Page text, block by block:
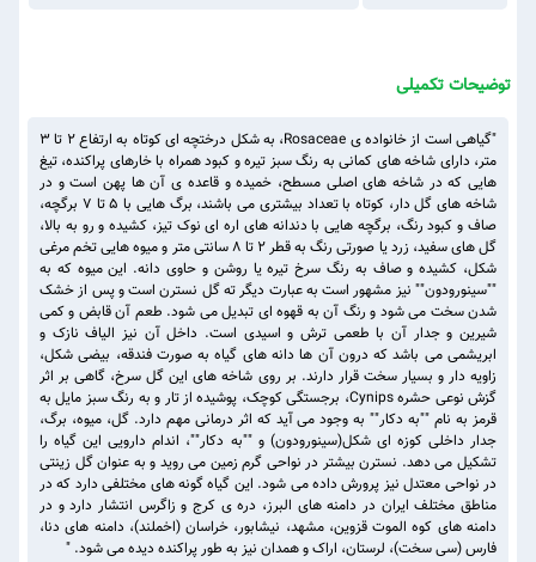
توضیحات تکمیلی
"گیاهی است از خانواده ی Rosaceae، به شکل درختچه ای کوتاه به ارتفاع 2 تا 3
متر، دارای شاخه های کمانی به رنگ سبز تیره و کبود همراه با خارهای پراکنده، تیغ
هایی که در شاخه های اصلی مسطح، خمیده و قاعده ی آن ها پهن است و در
شاخه های گل دار، کوتاه با تعداد بیشتری می باشند، برگ هایی با 5 تا 7 برگچه،
صاف و کبود رنگ، برگچه هایی با دندانه های اره ای نوک تیز، کشیده و رو به بالا،
گل های سفید، زرد یا صورتی رنگ به قطر 2 تا 8 سانتی متر و میوه هایی تخم مرغی
شکل، کشیده و صاف به رنگ سرخ تیره یا روشن و حاوی دانه. این میوه که به
""سینورودون"" نیز مشهور است به عبارت دیگر ته گل نسترن است و پس از خشک
شدن سخت می شود و رنگ آن به قهوه ای تبدیل می شود. طعم آن قابض و کمی
شیرین و جدار آن با طعمی ترش و اسیدی است. داخل آن نیز الیاف نازک و
ابریشمی می باشد که درون آن ها دانه های گیاه به صورت فندقه، بیضی شکل،
زاویه دار و بسیار سخت قرار دارند. بر روی شاخه های این گل سرخ، گاهی بر اثر
گزش نوعی حشره Cynips، برجستگی کوچک، پوشیده از تار و به رنگ سبز مایل به
قرمز به نام ""به دکار"" به وجود می آید که اثر درمانی مهم دارد. گل، میوه، برگ،
جدار داخلی کوزه ای شکل(سینورودون) و ""به دکار""، اندام دارویی این گیاه را
تشکیل می دهد. نسترن بیشتر در نواحی گرم زمین می روید و به عنوان گل زینتی
در نواحی معتدل نیز پرورش داده می شود. این گیاه گونه های مختلفی دارد که در
مناطق مختلف ایران در دامنه های البرز، دره ی کرج و زاگرس انتشار دارد و در
دامنه های کوه الموت قزوین، مشهد، نیشابور، خراسان (اخملند)، دامنه های دنا،
فارس (سی سخت)، لرستان، اراک و همدان نیز به طور پراکنده دیده می شود. "